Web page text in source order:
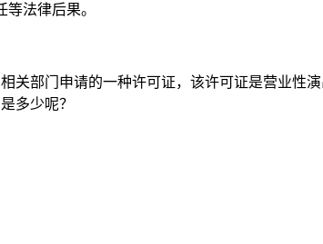
法律后果。
部门申请的一种许可证，该许可证是营业性
多少呢？